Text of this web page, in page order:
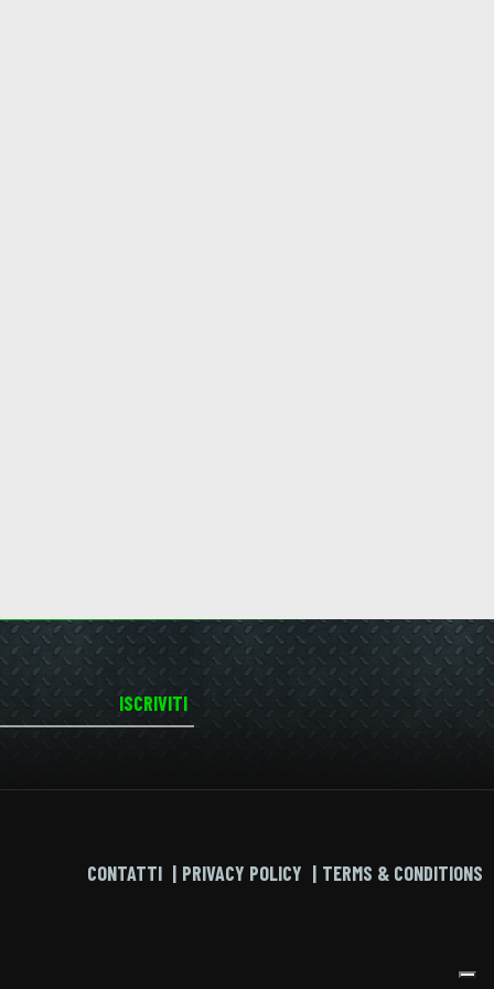
ISCRIVITI
CONTATTI PRIVACY POLICY TERMS & CONDITIONS